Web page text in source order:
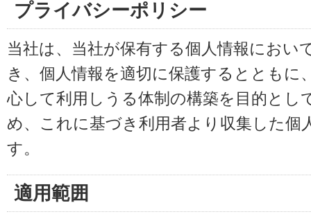
プライバシーポリシー
当社は、当社が保有する個人情報におい
き、個人情報を適切に保護するとともに
心して利用しうる体制の構築を目的とし
め、これに基づき利用者より収集した個
す。
適用範囲